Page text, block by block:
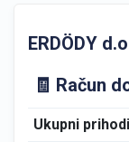
ERDÖDY
🧾 Račun
Ukupni prihodi